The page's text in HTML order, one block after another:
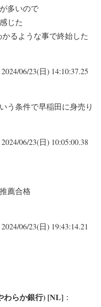
多いので
じた
るような事で終始した
2024/06/23(日) 14:10:37.25
う条件で早稲田に身売り
2024/06/23(日) 10:05:00.38
薦合格
2024/06/23(日) 19:43:14.21
わらか銀行) [NL] ：